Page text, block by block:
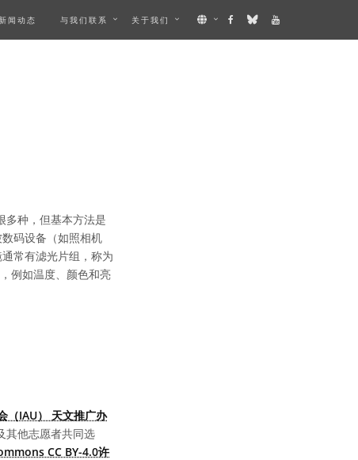
闻动态 与我们联系 关于我们
种，但基本方法是
码设备（如照相机
常有滤光片组，称为
例如温度、颜色和亮
（IAU） 天文推广办
其他志愿者共同选
CC BY-4.0许